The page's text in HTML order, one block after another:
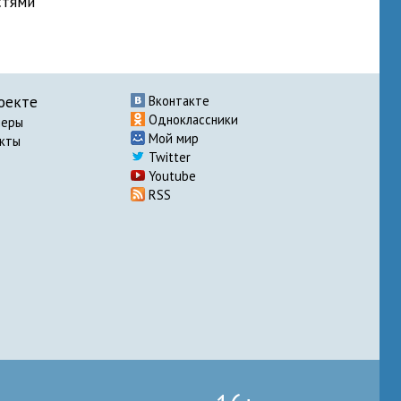
Вконтакте
Одноклассники
Мой мир
Twitter
Youtube
RSS